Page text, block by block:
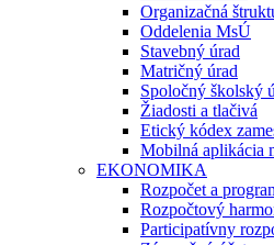
Organizačná
Oddelenia MsÚ
Stavebný úrad
Matričný úrad
Spoločný školský
Žiadosti a tlačivá
Etický kódex
Mobilná aplikácia
EKONOMIKA
Rozpočet a
Rozpočtový
Participatívny